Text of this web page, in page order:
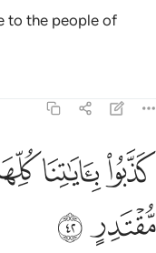
to the people of
كذبوا باياتنا كلها فاخذناهم
كَذَّبُوا۟ بِـَٔايَـٰتِنَا كُلِّهَا
ﲧﲨ
ﲭﲮ